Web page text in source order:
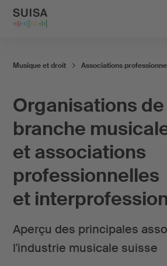
Organisations
branche
et associations
professionnelles
et
Aperçu des principales
l'industrie musicale suisse
Musique et droit Associations